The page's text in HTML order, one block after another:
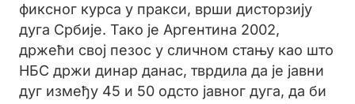
фиксног курса у пракси, врши дисторзију
дуга Србије. Тако је Аргентина 2002,
држећи свој пезос у сличном стању као што
НБС држи динар данас, тврдила да је јавни
дуг између 45 и 50 одсто јавног дуга, да би